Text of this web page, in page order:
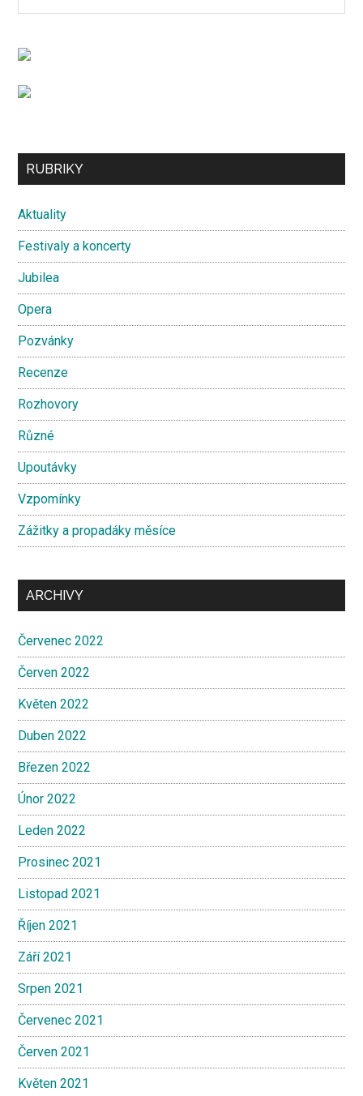
Sidebar
...
Secondary
RUBRIKY
Aktuality
Festivaly a koncerty
Jubilea
Opera
Pozvánky
Recenze
Rozhovory
Různé
Upoutávky
Vzpomínky
Zážitky a propadáky měsíce
ARCHIVY
Červenec 2022
Červen 2022
Květen 2022
Duben 2022
Březen 2022
Únor 2022
Leden 2022
Prosinec 2021
Listopad 2021
Říjen 2021
Září 2021
Srpen 2021
Červenec 2021
Červen 2021
Květen 2021